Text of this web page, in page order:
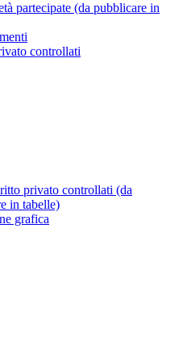
partecipate (da pubblicare in
controllati
privato controllati (da
in tabelle)
grafica